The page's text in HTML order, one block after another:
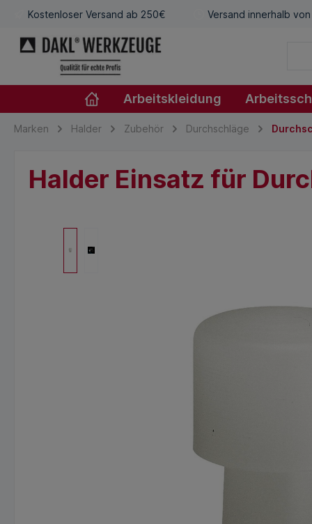
Kostenloser Versand ab 250€ Versand innerhalb
Arbeitskleidung
Marken Halder Zubehör Durchschläge
Halder Einsatz für